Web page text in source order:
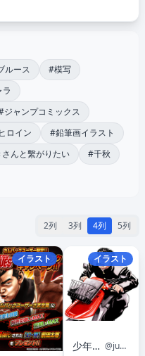
ルース
#模写
ジャンプコミックス
ロイン
#鉛筆画イラスト
んと繫がりたい
#千秋
2列 3列 4列 5列
イラスト イラスト
少年ジャンプ編集部
@jump_henshubu